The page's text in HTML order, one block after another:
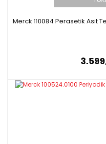
Merck 110084 Perasetik Asit